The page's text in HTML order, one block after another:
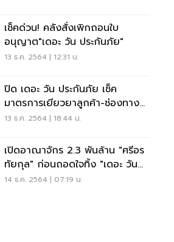
เช็คด่วน! คลังสั่งเพิกถอนใบ
อนุญาต"เดอะ วัน ประกันภัย"
13 ธ.ค. 2564 | 12:31 น.
ปิด เดอะ วัน ประกันภัย เช็ค
มาตรการเยียวยาลูกค้า-ช่องทาง
ร้องเรียน
13 ธ.ค. 2564 | 18:44 น.
เปิดอาณาจักร 2.3 พันล้าน "ศรีอร
ทัยกุล" ก่อนถอดใจทิ้ง "เดอะ วัน
ประกันภัย"
14 ธ.ค. 2564 | 07:19 น.